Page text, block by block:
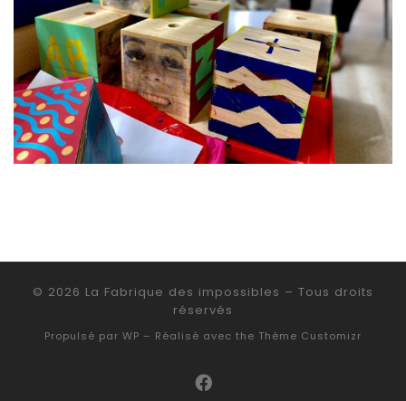
© 2026 La Fabrique des impossibles – Tous droits
réservés
Propulsé par WP – Réalisé avec the Thème Customizr